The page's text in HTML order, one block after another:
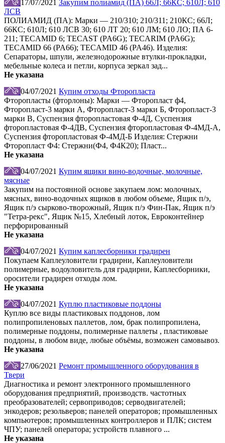
17/07/2021 Закупим полиамид (ПА) 66Л; 66КС; 610Л; 610
ЛСВ
ПОЛИАМИД (ПА): Марки — 210/310; 210/311; 210КС; 66Л;
66КС; 610Л; 610 ЛСВ 30; 610 ЛТ 20; 610 ЛМ; 610 ЛО; ПА 6-
211; TECAMID 6; TECAST (PA6G); TECARIM (PA6G);
TECAMID 66 (PA66); TECAMID 46 (PA46). Изделия:
Сепараторы, шпули, железнодорожные втулки-прокладки,
мебельные колеса и петли, корпуса зеркал зад...
Не указана
04/07/2021 Купим отходы Фторопласта
Фторопласты (фторлоны): Марки — Фторопласт ф4,
Фторопласт-3 марки А, Фторопласт-3 марки Б, Фторопласт-3
марки В, Суспензия фторопластовая Ф-4Д, Суспензия
фторопластовая Ф-4ДВ, Суспензия фторопластовая Ф-4МД-А,
Суспензия фторопластовая Ф-4МД-Б Изделия: Стержни
Фторопласт Ф4: Стержни(Ф4, Ф4К20); Пласт...
Не указана
04/07/2021 Купим ящики вино-водочные, молочные,
мясные
Закупим на постоянной основе закупаем лом: молочных,
мясных, вино-водочных ящиков в любом объеме, Ящик п/э,
Ящик п/э сырково-творожный, Ящик п/э Фин-Пак, Ящик п/э
"Тетра-рекс", Ящик №15, Хлебный лоток, Евроконтейнер
перфорированный
Не указана
04/07/2021 Купим каплесборники градирен
Покупаем Каплеуловители градирни, Каплеуловители
полимерные, водоуловитель для градирни, Каплесборники,
оросители градирен отходы лом.
Не указана
04/07/2021 Куплю пластиковые поддоны
Куплю все виды пластиковых поддонов, лом
полипропиленовых паллетов, лом, брак полипропилена,
полимерные поддоны, полимерные паллеты , пластиковые
поддоны, в любом виде, любые объёмы, возможен самовывоз.
Не указана
27/06/2021 Ремонт промышленного оборудования в
Твери
Диагностика и ремонт электронного промышленного
оборудования предприятий, производств. частотных
преобразователей; сервоприводов; серводвигателей;
энкодеров; резольверов; панелей операторов; промышленных
компьютеров; промышленных контроллеров и ПЛК; систем
ЧПУ; панелей оператора; устройств плавного ...
Не указана